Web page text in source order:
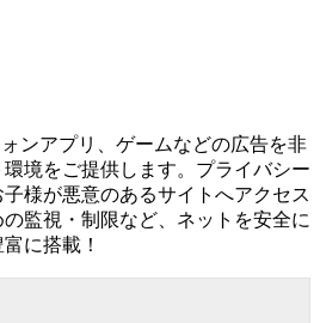
ンアプリ、ゲームなどの広告を非
境をご提供します。プライバシー
様が悪意のあるサイトへアクセス
監視・制限など、ネットを安全に
に搭載！